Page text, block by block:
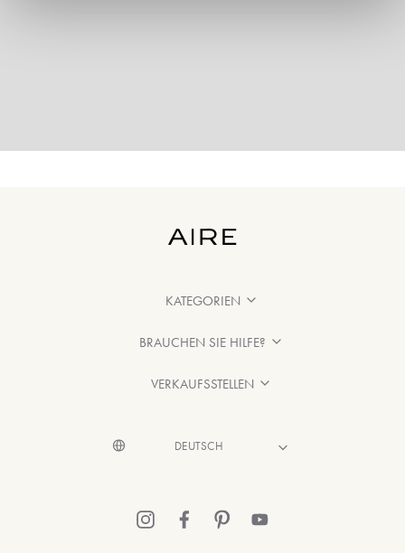
KATEGORIEN
BRAUCHEN SIE HILFE?
VERKAUFSSTELLEN